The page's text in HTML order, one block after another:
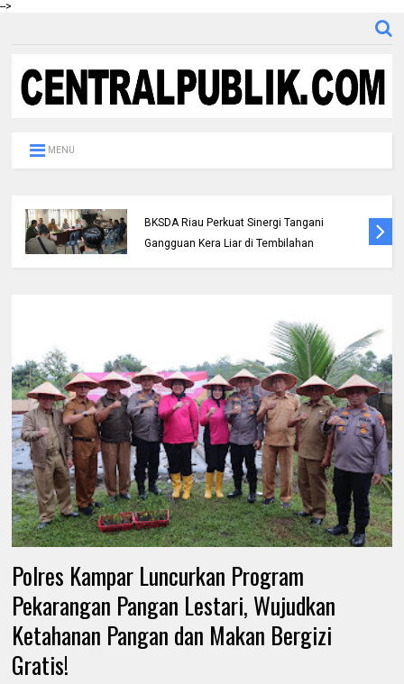
-->
MENU
BKSDA Riau Perkuat Sinergi Tangani
Gangguan Kera Liar di Tembilahan
Polres Kampar Luncurkan Program
Pekarangan Pangan Lestari, Wujudkan
Ketahanan Pangan dan Makan Bergizi
Gratis!